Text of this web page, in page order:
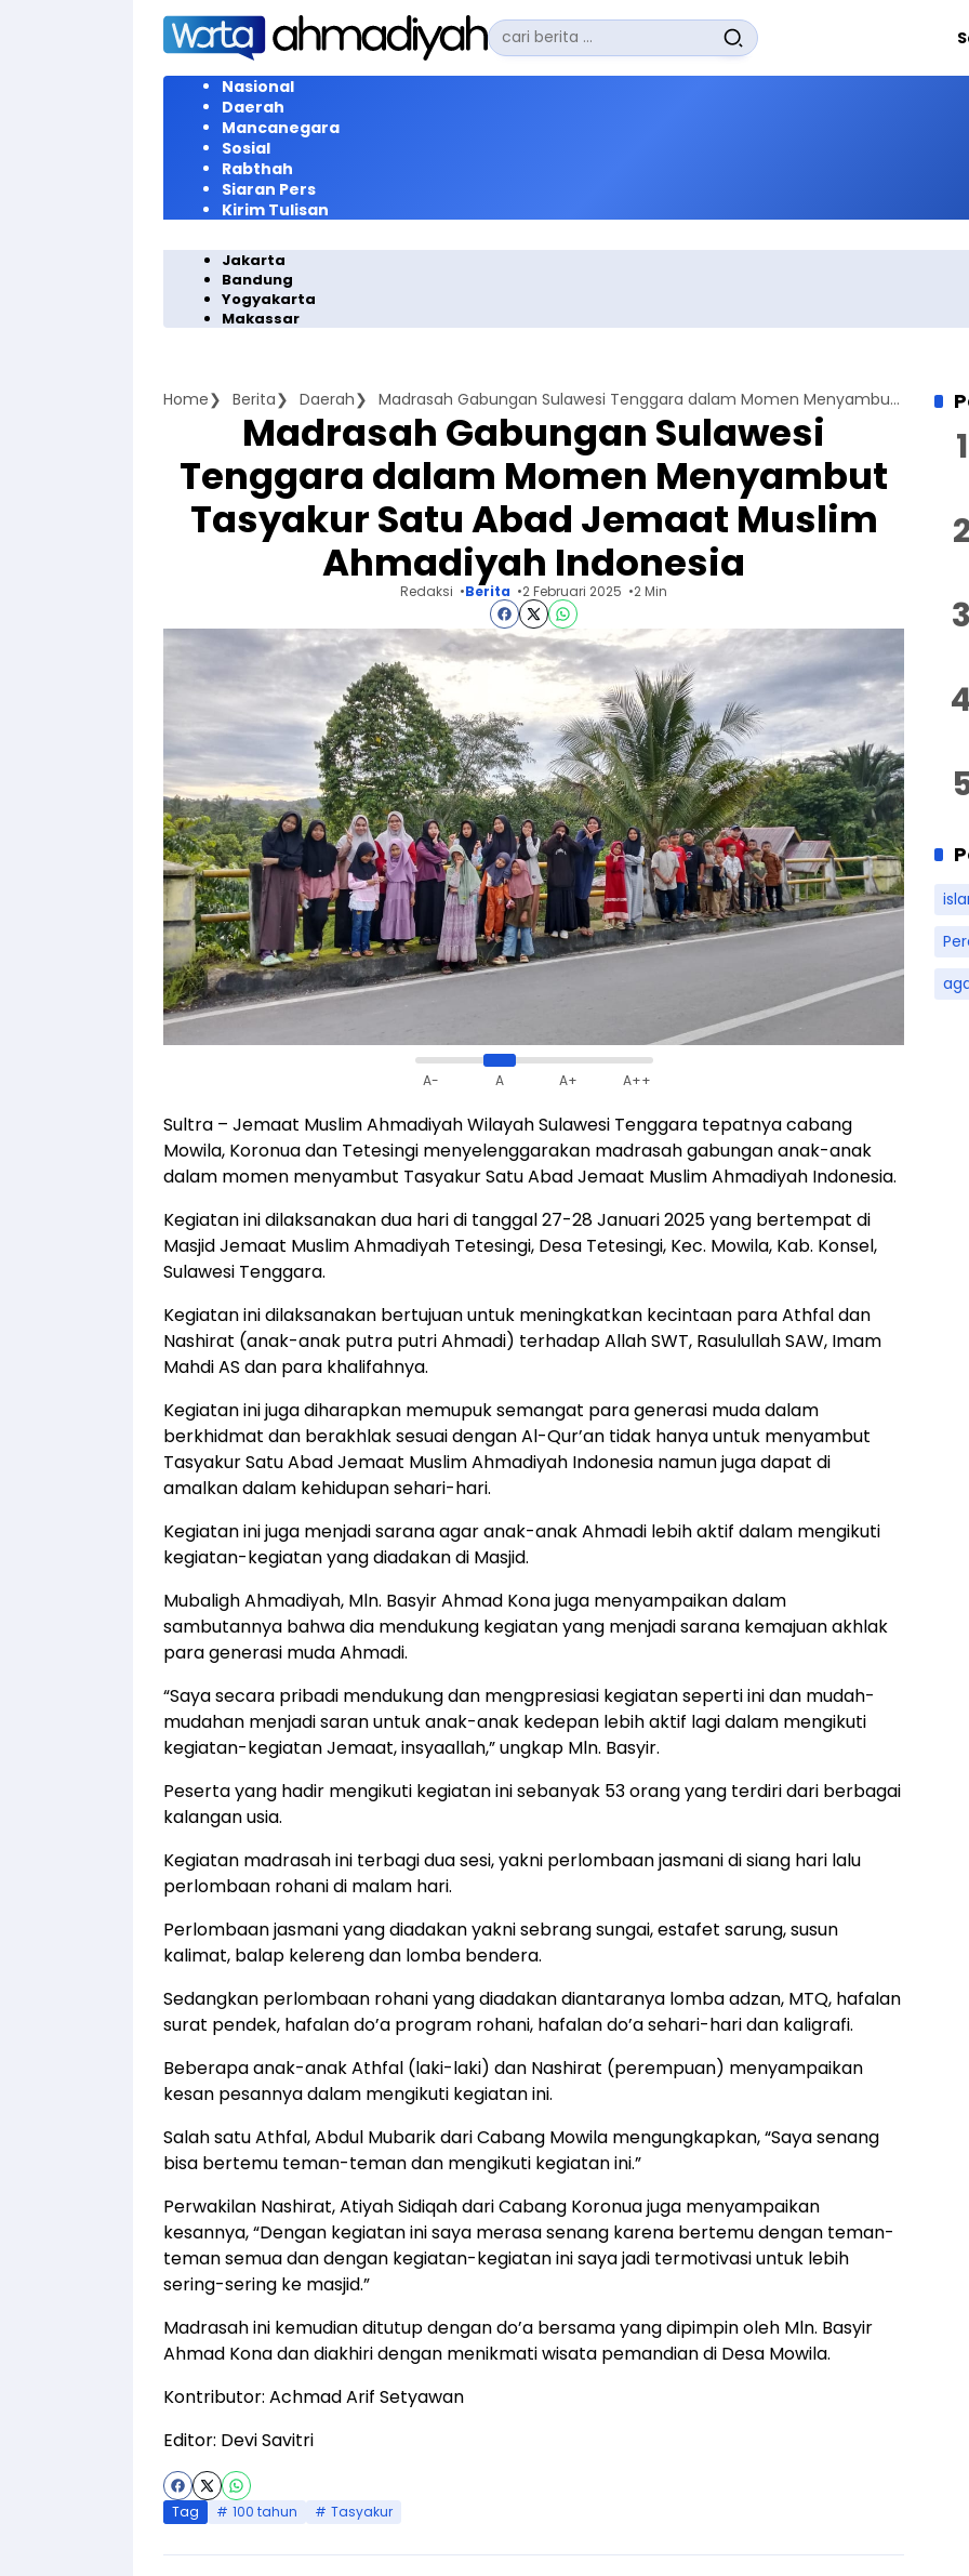
Langsung
konten
Pencarian
untuk:
Nasional
Daerah
Mancanegara
Sosial
Rabthah
Siaran Pers
Kirim Tulisan
Jakarta
Bandung
Yogyakarta
Makassar
Home Berita Daerah Madrasah Gabungan Sulawesi Tenggara dalam Momen Menyambut Tasyakur Satu Abad Jemaat Muslim Ahmadiyah Indonesia
Madrasah Gabungan Sulawesi
Tenggara dalam Momen Menyambut
Tasyakur Satu Abad Jemaat Muslim
Ahmadiyah Indonesia
Redaksi Berita 2 Februari 2025 2 Min
A- A A+ A++
Sultra – Jemaat Muslim Ahmadiyah Wilayah Sulawesi Tenggara tepatnya cabang
Mowila, Koronua dan Tetesingi menyelenggarakan madrasah gabungan anak-anak
dalam momen menyambut Tasyakur Satu Abad Jemaat Muslim Ahmadiyah Indonesia.
Kegiatan ini dilaksanakan dua hari di tanggal 27-28 Januari 2025 yang bertempat di
Masjid Jemaat Muslim Ahmadiyah Tetesingi, Desa Tetesingi, Kec. Mowila, Kab. Konsel,
Sulawesi Tenggara.
Kegiatan ini dilaksanakan bertujuan untuk meningkatkan kecintaan para Athfal dan
Nashirat (anak-anak putra putri Ahmadi) terhadap Allah SWT, Rasulullah SAW, Imam
Mahdi AS dan para khalifahnya.
Kegiatan ini juga diharapkan memupuk semangat para generasi muda dalam
berkhidmat dan berakhlak sesuai dengan Al-Qur’an tidak hanya untuk menyambut
Tasyakur Satu Abad Jemaat Muslim Ahmadiyah Indonesia namun juga dapat di
amalkan dalam kehidupan sehari-hari.
Kegiatan ini juga menjadi sarana agar anak-anak Ahmadi lebih aktif dalam mengikuti
kegiatan-kegiatan yang diadakan di Masjid.
Mubaligh Ahmadiyah, Mln. Basyir Ahmad Kona juga menyampaikan dalam
sambutannya bahwa dia mendukung kegiatan yang menjadi sarana kemajuan akhlak
para generasi muda Ahmadi.
“Saya secara pribadi mendukung dan mengpresiasi kegiatan seperti ini dan mudah-
mudahan menjadi saran untuk anak-anak kedepan lebih aktif lagi dalam mengikuti
kegiatan-kegiatan Jemaat, insyaallah,” ungkap Mln. Basyir.
Peserta yang hadir mengikuti kegiatan ini sebanyak 53 orang yang terdiri dari berbagai
kalangan usia.
Kegiatan madrasah ini terbagi dua sesi, yakni perlombaan jasmani di siang hari lalu
perlombaan rohani di malam hari.
Perlombaan jasmani yang diadakan yakni sebrang sungai, estafet sarung, susun
kalimat, balap kelereng dan lomba bendera.
Sedangkan perlombaan rohani yang diadakan diantaranya lomba adzan, MTQ, hafalan
surat pendek, hafalan do’a program rohani, hafalan do’a sehari-hari dan kaligrafi.
Beberapa anak-anak Athfal (laki-laki) dan Nashirat (perempuan) menyampaikan
kesan pesannya dalam mengikuti kegiatan ini.
Salah satu Athfal, Abdul Mubarik dari Cabang Mowila mengungkapkan, “Saya senang
bisa bertemu teman-teman dan mengikuti kegiatan ini.”
Perwakilan Nashirat, Atiyah Sidiqah dari Cabang Koronua juga menyampaikan
kesannya, “Dengan kegiatan ini saya merasa senang karena bertemu dengan teman-
teman semua dan dengan kegiatan-kegiatan ini saya jadi termotivasi untuk lebih
sering-sering ke masjid.”
Madrasah ini kemudian ditutup dengan do’a bersama yang dipimpin oleh Mln. Basyir
Ahmad Kona dan diakhiri dengan menikmati wisata pemandian di Desa Mowila.
Kontributor: Achmad Arif Setyawan
Editor: Devi Savitri
Tag 100 tahun Tasyakur